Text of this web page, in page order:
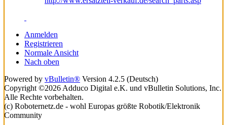
Anmelden
Registrieren
Normale Ansicht
Nach oben
Powered by vBulletin® Version 4.2.5 (Deutsch)
Copyright ©2026 Adduco Digital e.K. und vBulletin Solutions, Inc.
Alle Rechte vorbehalten.
(c) Roboternetz.de - wohl Europas größte Robotik/Elektronik
Community